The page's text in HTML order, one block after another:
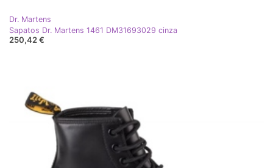
Dr. Martens
Sapatos Dr. Martens 1461 DM31693029 cinza
250,42 €